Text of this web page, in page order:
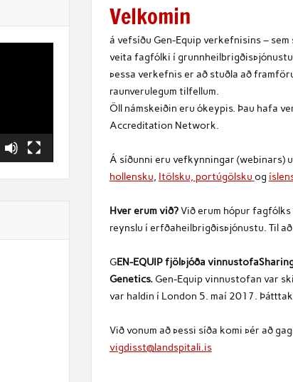
Velkomin
á vefsíðu Gen-Equip verkefnisins –
veita fagfólki í
þessa verkefnis er að stuðla að
raunverulegum tilfellum.
Öll námskeiðin eru ókeypis. Þau hafa
Accreditation Network.
Á síðunni eru vefkynningar (webinars)
hollensku, Itölsku, portúgölsku og
Hver erum við?Við erum hópur
reynslu í erfðaheilbrigðisþjónustu. Til
GEN-EQUIP fjölþjóða vinnustofa
Genetics.Gen-Equip vinnustofan var
var haldin í London 5. maí 2017.
Við vonum að þessi síða komi þér að
vigdisst@landspitali.is